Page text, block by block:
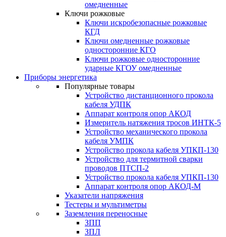
омедненные
Ключи рожковые
Ключи искробезопасные рожковые
КГД
Ключи омедненные рожковые
односторонние КГО
Ключи рожковые односторонние
ударные КГОУ омедненные
Приборы энергетика
Популярные товары
Устройство дистанционного прокола
кабеля УДПК
Аппарат контроля опор АКОД
Измеритель натяжения тросов ИНТК-5
Устройство механического прокола
кабеля УМПК
Устройство прокола кабеля УПКП-130
Устройство для термитной сварки
проводов ПТСП-2
Устройство прокола кабеля УПКП-130
Аппарат контроля опор АКОД-М
Указатели напряжения
Тестеры и мультиметры
Заземления переносные
ЗПП
ЗПЛ